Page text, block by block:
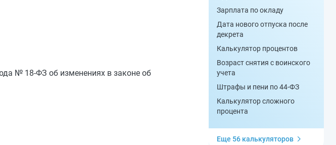
№ 18-ФЗ об изменениях в законе об
Зарплата по окладу
Дата нового отпуска после
декрета
Калькулятор процентов
Возраст снятия с воинского
учета
Штрафы и пени по 44-ФЗ
Калькулятор сложного
процента
Еще 56 калькуляторов